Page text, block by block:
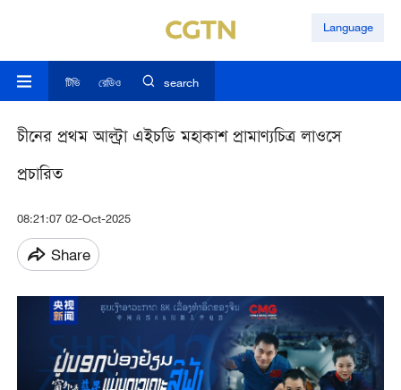
Language
টিভি রেডিও search
চীনের প্রথম আল্ট্রা এইচডি মহাকাশ প্রামাণ্যচিত্র লাওসে
প্রচারিত
08:21:07 02-Oct-2025
Share